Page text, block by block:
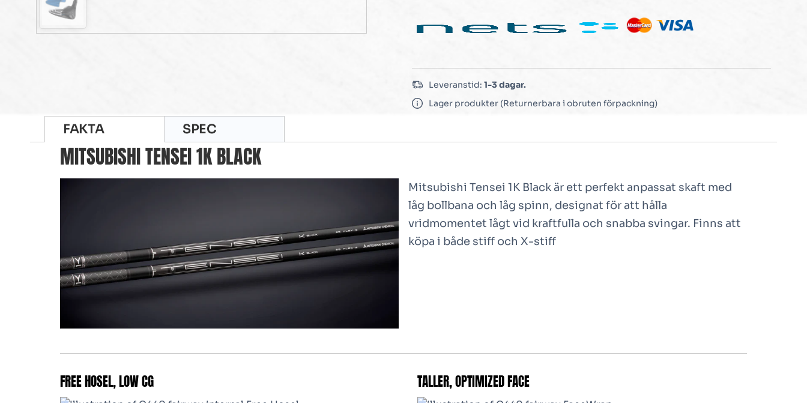
Leveranstid: 1-3 dagar.
Lager produkter (Returnerbara i obruten förpackning)
FAKTA SPEC
MITSUBISHI TENSEI 1K BLACK
Mitsubishi Tensei 1K Black är ett perfekt anpassat skaft med
låg bollbana och låg spinn, designat för att hålla
vridmomentet lågt vid kraftfulla och snabba svingar. Finns att
köpa i både stiff och X-stiff
FREE HOSEL, LOW CG TALLER, OPTIMIZED FACE